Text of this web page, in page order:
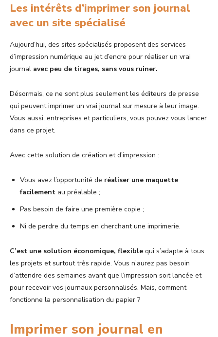
Les intérêts d’imprimer son journal
avec un site spécialisé
Aujourd’hui, des sites spécialisés proposent des services
d’impression numérique au jet d’encre pour réaliser un vrai
journal avec peu de tirages, sans vous ruiner.
Désormais, ce ne sont plus seulement les éditeurs de presse
qui peuvent imprimer un vrai journal sur mesure à leur image.
Vous aussi, entreprises et particuliers, vous pouvez vous lancer
dans ce projet.
Avec cette solution de création et d’impression :
Vous avez l’opportunité de réaliser une maquette
facilement au préalable ;
Pas besoin de faire une première copie ;
Ni de perdre du temps en cherchant une imprimerie.
C’est une solution économique, flexible qui s’adapte à tous
les projets et surtout très rapide. Vous n’aurez pas besoin
d’attendre des semaines avant que l’impression soit lancée et
pour recevoir vos journaux personnalisés. Mais, comment
fonctionne la personnalisation du papier ?
Imprimer son journal en